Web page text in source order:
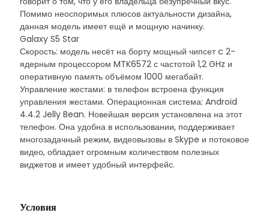
Помимо неоспоримых плюсов актуальности дизайна,
данная модель имеет ещё и мощную начинку.
Galaxy S5 Star
Скорость: модель несёт на борту мощный чипсет c 2-
ядерным процессором MTK6572 с частотой 1,2 GHz и
оперативную память объёмом 1000 мегабайт.
Управление жестами: в телефон встроена функция
управления жестами. Операционная система: Android
4.4.2 Jelly Bean. Новейшая версия установлена на этот
телефон. Она удобна в использовании, поддерживает
многозадачный режим, видеовызовы в Skype и потоковое
видео, обладает огромным количеством полезных
виджетов и имеет удобный интерфейс.
Условия